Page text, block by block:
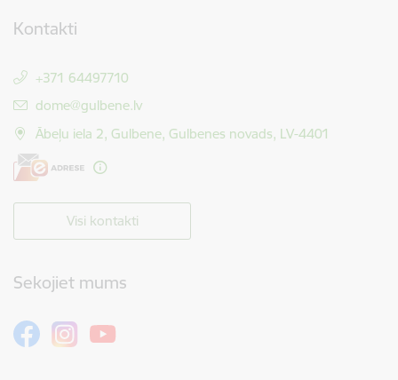
Kontakti
+371 64497710
E-pasts:
dome@gulbene.lv
Ābeļu iela 2, Gulbene, Gulbenes novads, LV-4401
Visi kontakti
Sekojiet mums